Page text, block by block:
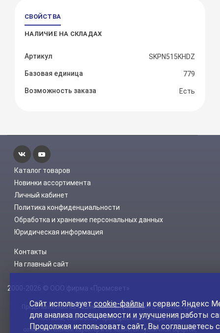
СВОЙСТВА
НАЛИЧИЕ НА СКЛАДАХ
Артикул SKPN515KHDZ
Базовая единица 779
Возможность заказа Есть
Каталог товаров
Новинки ассортимента
Личный кабинет
Политика конфиденциальности
Обработка и хранение персональных данных
Юридическая информация
Контакты
На главный сайт
2000-2026 © ООО фирма «Промсвет»
Представленная на нашем сайте информация о наличии, сроке
поставки, стоимости, характеристиках товара носит
ознакомительный характер и не является публичной офертой,
Сайт используетcookie-файлы и сервис Яндекс
для анализа посещаемости и улучшения работы
Продолжая использовать сайт, Вы соглашаетесь